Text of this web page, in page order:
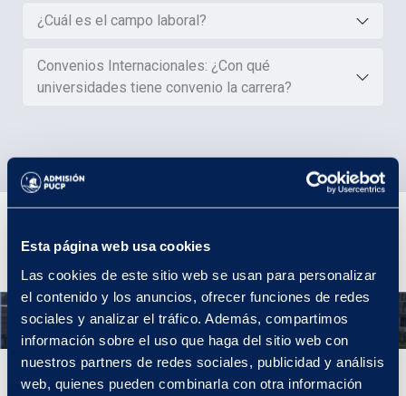
Esta página web usa cookies
Las cookies de este sitio web se usan para personalizar
el contenido y los anuncios, ofrecer funciones de redes
sociales y analizar el tráfico. Además, compartimos
información sobre el uso que haga del sitio web con
nuestros partners de redes sociales, publicidad y análisis
web, quienes pueden combinarla con otra información
¿Cuál es el campo laboral?
Convenios Internacionales: ¿Con qué
universidades tiene convenio la carrera?
Plan de Estudios
Año 1
Año 1